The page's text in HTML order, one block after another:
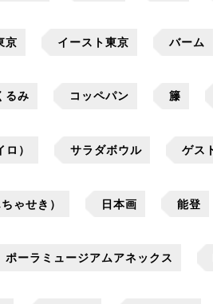
京 イースト東京 バーム
るみ コッペパン 籐
） サラダボウル ゲス
ゃせき） 日本画 能登
ポーラミュージアムアネックス